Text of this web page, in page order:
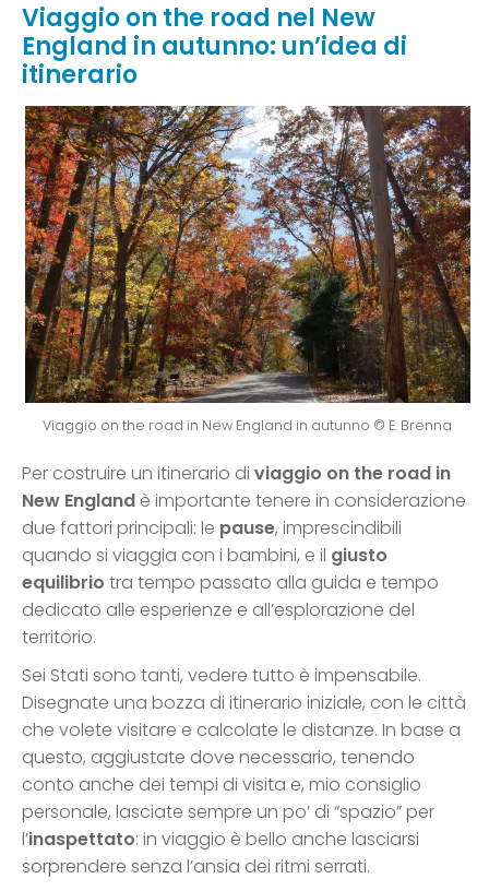
Viaggio on the road nel New
England in autunno: un’idea di
itinerario
Viaggio on the road in New England in autunno © E. Brenna
Per costruire un itinerario di viaggio on the road in
New England è importante tenere in considerazione
due fattori principali: le pause, imprescindibili
quando si viaggia con i bambini, e il giusto
equilibrio tra tempo passato alla guida e tempo
dedicato alle esperienze e all’esplorazione del
territorio.
Sei Stati sono tanti, vedere tutto è impensabile.
Disegnate una bozza di itinerario iniziale, con le città
che volete visitare e calcolate le distanze. In base a
questo, aggiustate dove necessario, tenendo
conto anche dei tempi di visita e, mio consiglio
personale, lasciate sempre un po’ di “spazio” per
l’inaspettato: in viaggio è bello anche lasciarsi
sorprendere senza l’ansia dei ritmi serrati.